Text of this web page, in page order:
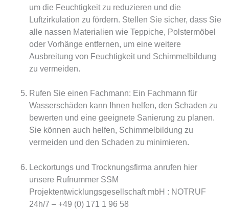
um die Feuchtigkeit zu reduzieren und die
Luftzirkulation zu fördern. Stellen Sie sicher, dass Sie
alle nassen Materialien wie Teppiche, Polstermöbel
oder Vorhänge entfernen, um eine weitere
Ausbreitung von Feuchtigkeit und Schimmelbildung
zu vermeiden.
Rufen Sie einen Fachmann: Ein Fachmann für
Wasserschäden kann Ihnen helfen, den Schaden zu
bewerten und eine geeignete Sanierung zu planen.
Sie können auch helfen, Schimmelbildung zu
vermeiden und den Schaden zu minimieren.
Leckortungs und Trocknungsfirma anrufen hier
unsere Rufnummer SSM
Projektentwicklungsgesellschaft mbH : NOTRUF
24h/7 – +49 (0) 171 1 96 58